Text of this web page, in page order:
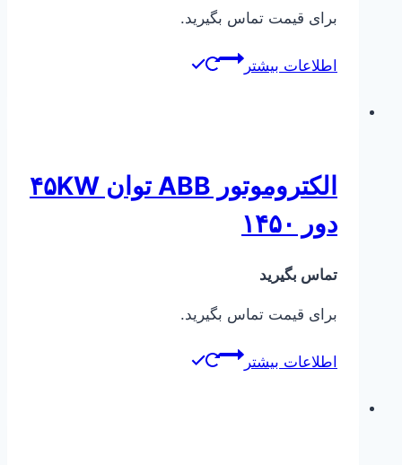
برای قیمت تماس بگیرید.
اطلاعات بیشتر
الکتروموتور ABB توان ۴۵KW
دور ۱۴۵۰
تماس بگیرید
برای قیمت تماس بگیرید.
اطلاعات بیشتر